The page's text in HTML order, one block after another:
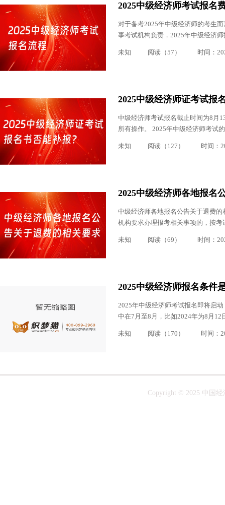
2025中级经济师考试报名
对于备考2025年中级经济师的考生
事考试机构负责，2025年中级经济
未知 阅读（57） 时间：
2025中级经济师证考试报
中级经济师考试报名截止时间为8月
所有操作。 2025年中级经济师考试
未知 阅读（127） 时间：
2025中级经济师各地报名
中级经济师各地报名公告关于退费
机构要求办理报考相关事项的，按
未知 阅读（69） 时间：
2025中级经济师报名条件
2025年中级经济师考试报名即将启
中在7月至8月，比如2024年为8月
未知 阅读（170） 时间：
Copyright © 2025 中国